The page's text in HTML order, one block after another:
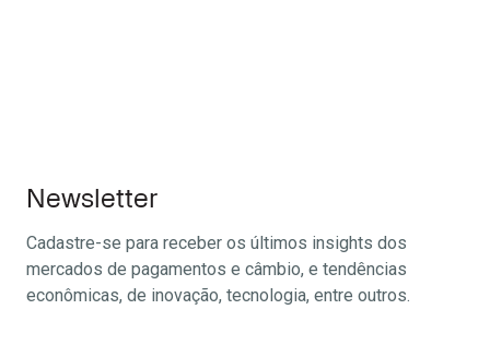
Newsletter
Cadastre-se para receber os últimos insights dos
mercados de pagamentos e câmbio, e tendências
econômicas, de inovação, tecnologia, entre outros.